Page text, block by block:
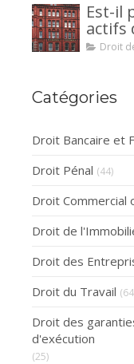
la
Est-il
actifs
Droit
Catégories
Droit Bancaire et
Droit Pénal (44)
Droit Commercial
Droit de
Droit des
Droit du Travail
Droit des
d'exécution
(25)